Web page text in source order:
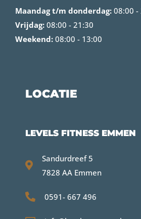
Maandag t/m donderdag: 08:00 -
Vrijdag: 08:00 - 21:30
Weekend: 08:00 - 13:00
LOCATIE
LEVELS FITNESS EMMEN
Sandurdreef 5
7828 AA Emmen
0591- 667 496